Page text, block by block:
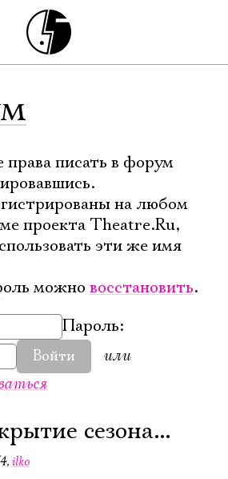
писать в форум
на любом
проекта Theatre.Ru,
эти же имя
можно восстановить.
Пароль:
Войти
или
сезона...
,ilko